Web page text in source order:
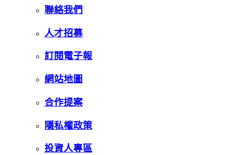
聯絡我們
人才招募
訂閱電子報
網站地圖
合作提案
隱私權政策
投資人專區